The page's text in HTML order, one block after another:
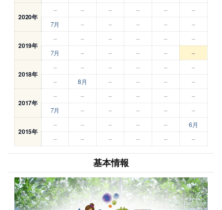
2020年
– – – – –
–
7月
– – – – –
2019年
– – – – –
–
7月
– – – – –
2018年
– – – – –
–
–
8月 – – – –
2017年
– – – – –
–
7月
– – – – –
2015年
– – – – –
6月
–
– – – – –
基本情報